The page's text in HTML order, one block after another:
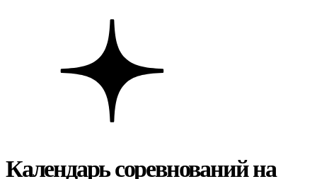
Календарь соревнований на